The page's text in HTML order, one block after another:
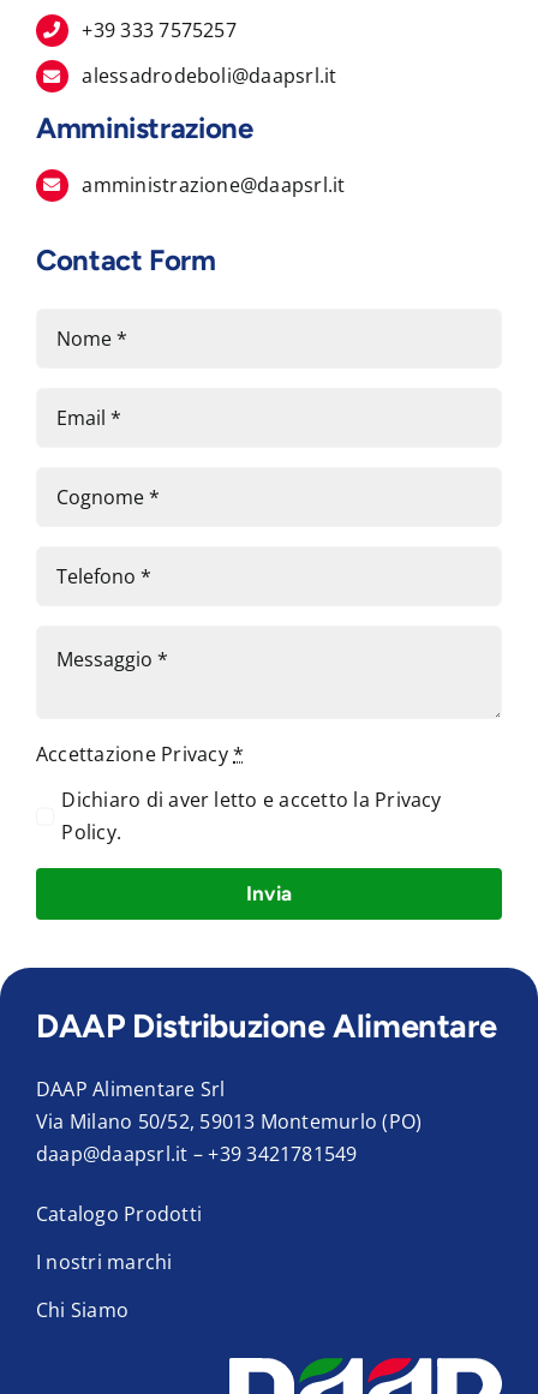
+39 333 7575257
alessadrodeboli@daapsrl.it
Amministrazione
amministrazione@daapsrl.it
Contact Form
Accettazione Privacy*
Dichiaro di aver letto e accetto la Privacy
Policy.
Invia
DAAP Distribuzione Alimentare
DAAP Alimentare Srl
Via Milano 50/52, 59013 Montemurlo (PO)
daap@daapsrl.it –+39 3421781549
Catalogo Prodotti
I nostri marchi
Chi Siamo